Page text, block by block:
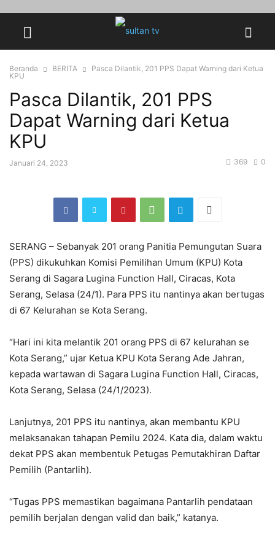
Beranda BERITA
Pasca Dilantik, 201 PPS Dapat Warning dari Ketua
KPU
Pasca Dilantik, 201 PPS
Dapat Warning dari Ketua
KPU
Januari 24, 2023 0
369
SERANG – Sebanyak 201 orang Panitia Pemungutan Suara
(PPS) dikukuhkan Komisi Pemilihan Umum (KPU) Kota
Serang di Sagara Lugina Function Hall, Ciracas, Kota
Serang, Selasa (24/1). Para PPS itu nantinya akan bertugas
di 67 Kelurahan se Kota Serang.
“Hari ini kita melantik 201 orang PPS di 67 kelurahan se
Kota Serang,” ujar Ketua KPU Kota Serang Ade Jahran,
kepada wartawan di Sagara Lugina Function Hall, Ciracas,
Kota Serang, Selasa (24/1/2023).
Lanjutnya, 201 PPS itu nantinya, akan membantu KPU
melaksanakan tahapan Pemilu 2024. Kata dia, dalam waktu
dekat PPS akan membentuk Petugas Pemutakhiran Daftar
Pemilih (Pantarlih).
“Tugas PPS memastikan bagaimana Pantarlih pendataan
pemilih berjalan dengan valid dan baik,” katanya.